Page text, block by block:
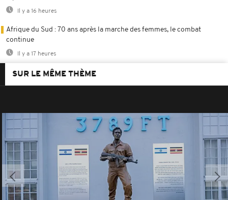
Il y a 16 heures
Afrique du Sud : 70 ans après la marche des femmes, le combat
continue
Il y a 17 heures
SUR LE MÊME THÈME